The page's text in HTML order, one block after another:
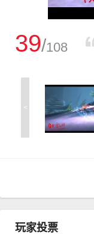
39/108
<
玩家投票